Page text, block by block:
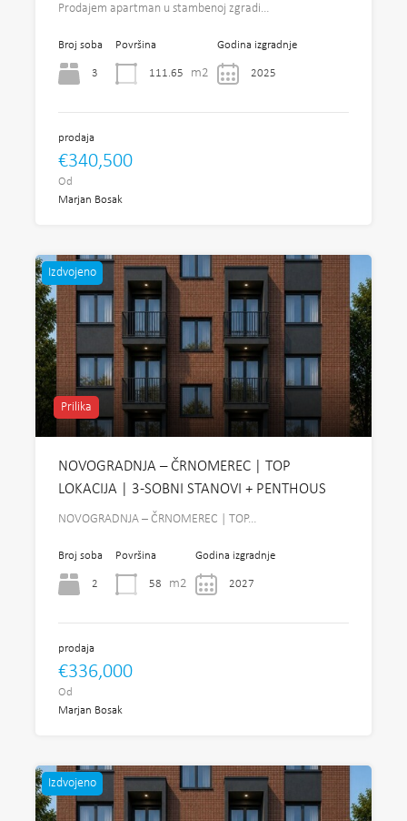
Prodajem apartman u stambenoj zgradi…
Broj soba
3
Površina
111.65 m2
Godina izgradnje
2025
prodaja
€340,500
Od
Marjan Bosak
Izdvojeno
Prilika
NOVOGRADNJA – ČRNOMEREC | TOP
LOKACIJA | 3-SOBNI STANOVI + PENTHOUS
NOVOGRADNJA – ČRNOMEREC | TOP…
Broj soba
2
Površina
58 m2
Godina izgradnje
2027
prodaja
€336,000
Od
Marjan Bosak
Izdvojeno